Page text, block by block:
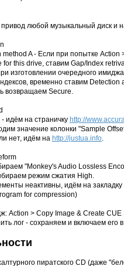
любой музыкальный диск и
A - Если при попытке Action
this drive, ставим Gap/Index
изготовлении очередного
временно ставим Detection
возвращаем Secure.
идём на страничку http://
значение колонки "Sample
нет, идём на http://justua.info.
"Monkey's Audio Lossless
режим сжатия High.
неактивны, идём на
for compression)
Action > Copy Image & Create
лог - сохраняем и включаем его
пиратского CD (даже